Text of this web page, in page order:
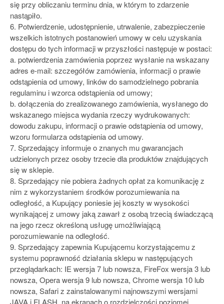
się przy obliczaniu terminu dnia, w którym to zdarzenie
nastąpiło.
6. Potwierdzenie, udostępnienie, utrwalenie, zabezpieczenie
wszelkich istotnych postanowień umowy w celu uzyskania
dostępu do tych informacji w przyszłości następuje w postaci:
a. potwierdzenia zamówienia poprzez wysłanie na wskazany
adres e-mail: szczegółów zamówienia, informacji o prawie
odstąpienia od umowy, linków do samodzielnego pobrania
regulaminu i wzorca odstąpienia od umowy;
b. dołączenia do zrealizowanego zamówienia, wysłanego do
wskazanego miejsca wydania rzeczy wydrukowanych:
dowodu zakupu, informacji o prawie odstąpienia od umowy,
wzoru formularza odstąpienia od umowy.
7. Sprzedający informuje o znanych mu gwarancjach
udzielonych przez osoby trzecie dla produktów znajdujących
się w sklepie.
8. Sprzedający nie pobiera żadnych opłat za komunikację z
nim z wykorzystaniem środków porozumiewania na
odległość, a Kupujący poniesie jej koszty w wysokości
wynikającej z umowy jaką zawarł z osobą trzecią świadczącą
na jego rzecz określoną usługę umożliwiającą
porozumiewanie na odległość.
9. Sprzedający zapewnia Kupującemu korzystającemu z
systemu poprawność działania sklepu w następujących
przeglądarkach: IE wersja 7 lub nowsza, FireFox wersja 3 lub
nowsza, Opera wersja 9 lub nowsza, Chrome wersja 10 lub
nowsza, Safari z zainstalowanymi najnowszymi wersjami
JAVA i FLASH, na ekranach o rozdzielczości poziomej